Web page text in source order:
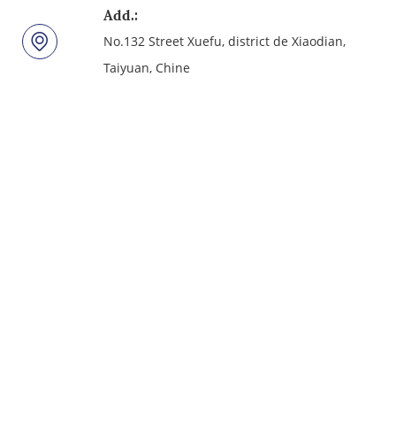
Add.:
No.132 Street Xuefu, district de Xiaodian,
Taiyuan, Chine